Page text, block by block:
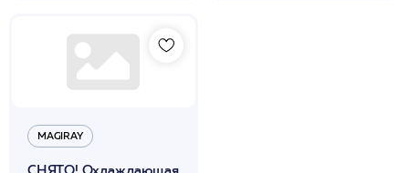
MAGIRAY